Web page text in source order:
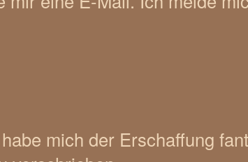
mich der Erschaffung